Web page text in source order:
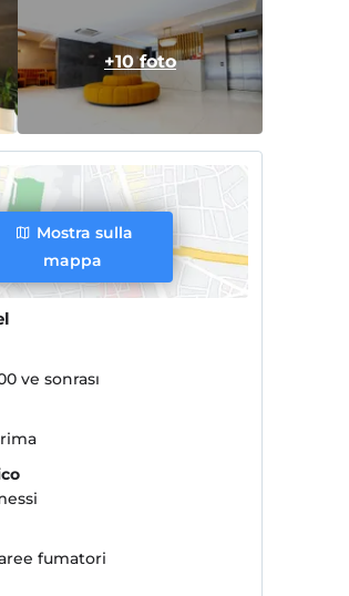
+10 foto
Mostra sulla
mappa
ve sonrası
fumatori